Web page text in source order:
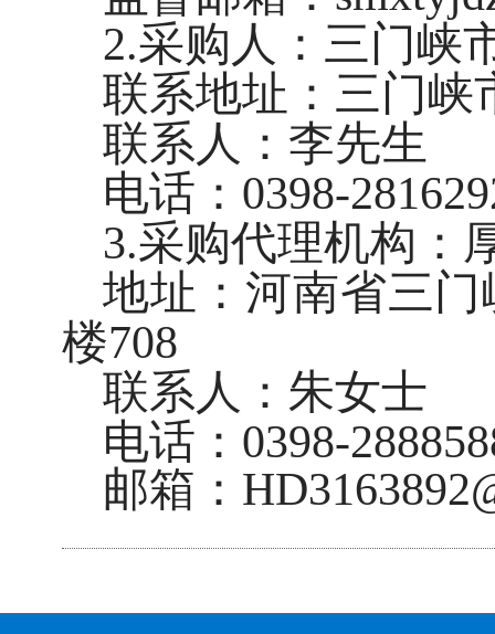
2.采购人：三
联系地址：三门峡
联系人：李先生
电话：0398-
3.采购代理机构：
地址：河南省三
楼708
联系人：朱女士
电话：0398-
邮箱： HD3163892